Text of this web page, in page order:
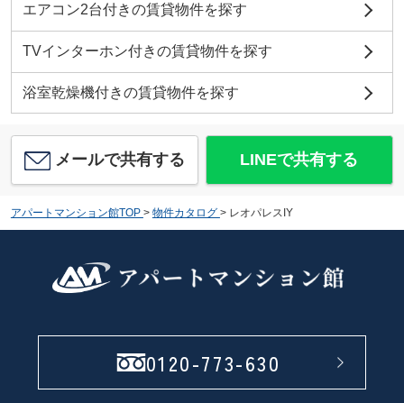
エアコン2台付きの賃貸物件を探す
TVインターホン付きの賃貸物件を探す
浴室乾燥機付きの賃貸物件を探す
メールで共有する LINEで共有する
アパートマンション館TOP > 物件カタログ > レオパレスIY
0120-773-630